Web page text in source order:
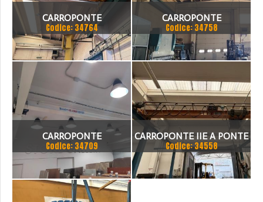
CARROPONTE
MONOTRAVE MARTE 3.2
TON SCARTAMENTO18350
MM ANNO 2007
Codice: 34764
CARROPONTE
MONOTRAVE BONFANTI 5
TON SCARTAMENTO 18690
MM ANNO 1999
Codice: 34758
CARROPONTE
MONOTRAVE TECNOCAM 2
TON
Codice: 34709
CARROPONTE IIE A PONTE
MONOTRAVE IN
PROFILATO CON CARRO
Codice: 34558